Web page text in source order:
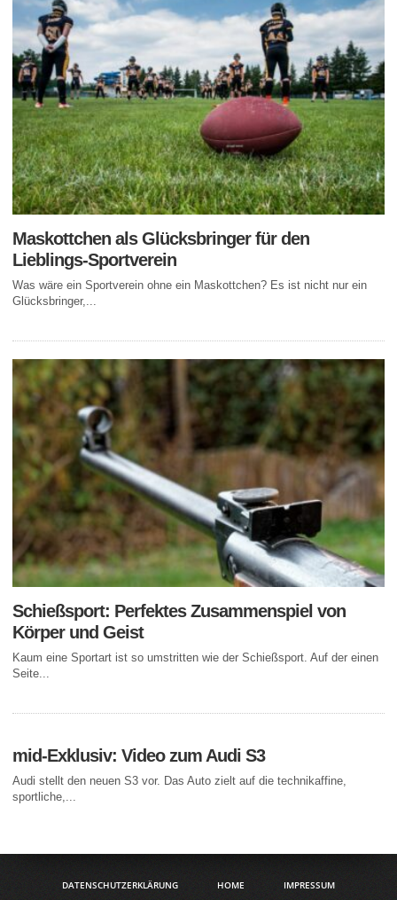
Maskottchen als Glücksbringer für den
Lieblings-Sportverein
Was wäre ein Sportverein ohne ein Maskottchen? Es ist nicht nur ein
Glücksbringer,...
Schießsport: Perfektes Zusammenspiel von
Körper und Geist
Kaum eine Sportart ist so umstritten wie der Schießsport. Auf der einen
Seite...
mid-Exklusiv: Video zum Audi S3
Audi stellt den neuen S3 vor. Das Auto zielt auf die technikaffine,
sportliche,...
DATENSCHUTZERKLÄRUNG HOME IMPRESSUM